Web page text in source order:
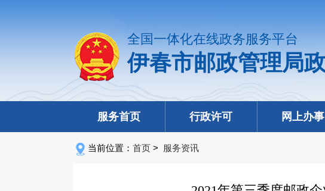
全国一体化在线政务服务平台
伊春市邮政管理局
服务首页 行政许可 网上办事
当前位置： 首页 > 服务资讯